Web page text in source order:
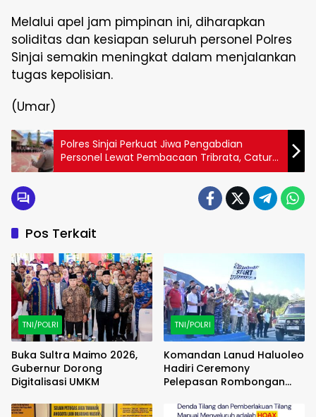
Melalui apel jam pimpinan ini, diharapkan
soliditas dan kesiapan seluruh personel Polres
Sinjai semakin meningkat dalam menjalankan
tugas kepolisian.
(Umar)
Polres Sinjai Perkuat Jiwa Pengabdian
Personel Lewat Pembacaan Tribrata, Catur
Prasetya, dan Panca Prasetya Korpri.
Pos Terkait
TNI/POLRI
Buka Sultra Maimo 2026,
Gubernur Dorong
Digitalisasi UMKM
TNI/POLRI
Komandan Lanud Haluoleo
Hadiri Ceremony
Pelepasan Rombongan
(FAMTRIP) Overland